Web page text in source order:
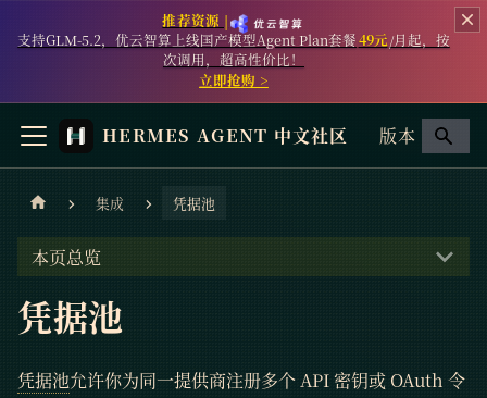
推荐资源 |
支持GLM-5.2，优云智算上线国产模型Agent Plan套餐49元/月起，按
次调用，超高性价比！
立即抢购 >
HERMES AGENT 中文社区 版本
集成 凭据池
本页总览
凭据池
凭据池允许你为同一提供商注册多个 API 密钥或 OAuth 令